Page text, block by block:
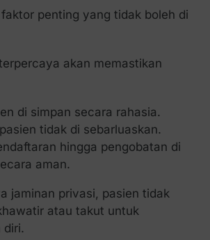
penting yang tidak boleh di
akan memastikan
di simpan secara rahasia.
tidak di sebarluaskan.
hingga pengobatan di
aman.
jaminan privasi, pasien tidak
atau takut untuk
diri.